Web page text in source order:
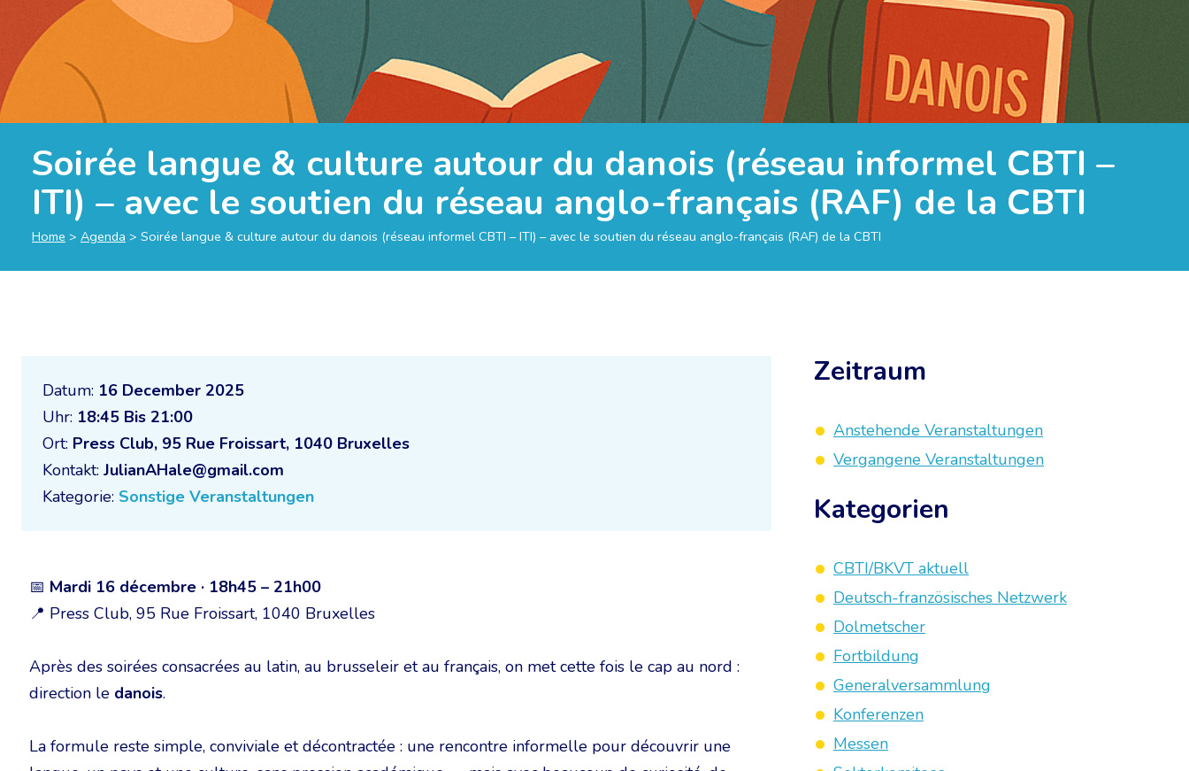
Soirée langue & culture autour du danois (réseau informel CBTI –
ITI) – avec le soutien du réseau anglo-français (RAF) de la CBTI
Home > Agenda > Soirée langue & culture autour du danois (réseau informel CBTI – ITI) – avec le soutien du réseau anglo-français (RAF) de la CBTI
Datum: 16 December 2025
Uhr: 18:45 Bis 21:00
Ort: Press Club, 95 Rue Froissart, 1040 Bruxelles
Kontakt: JulianAHale@gmail.com
Kategorie: Sonstige Veranstaltungen
📅 Mardi 16 décembre · 18h45 – 21h00
📍 Press Club, 95 Rue Froissart, 1040 Bruxelles
Après des soirées consacrées au latin, au brusseleir et au français, on met cette fois le cap au nord :
direction le danois.
La formule reste simple, conviviale et décontractée : une rencontre informelle pour découvrir une
Zeitraum
Anstehende Veranstaltungen
Vergangene Veranstaltungen
Kategorien
CBTI/BKVT aktuell
Deutsch-französisches Netzwerk
Dolmetscher
Fortbildung
Generalversammlung
Konferenzen
Messen